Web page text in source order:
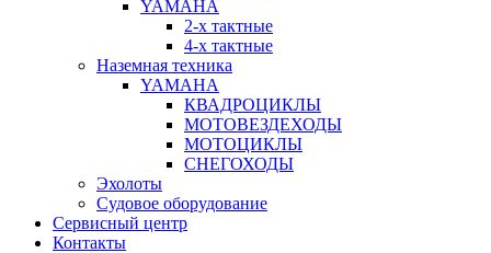
YAMAHA
2-x тактные
4-х тактные
Наземная техника
YAMAHA
КВАДРОЦИКЛЫ
МОТОВЕЗДЕХОДЫ
МОТОЦИКЛЫ
СНЕГОХОДЫ
Эхолоты
Судовое оборудование
Сервисный центр
Контакты